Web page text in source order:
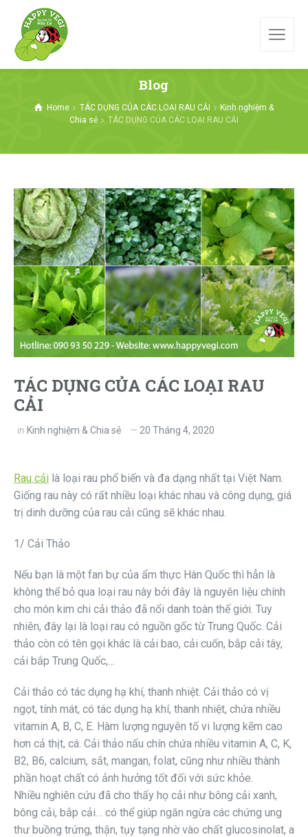
Blog
Home TÁC DỤNG CỦA CÁC LOẠI RAU CẢI
Kinh nghiệm &
Chia sẻ
TÁC DỤNG CỦA CÁC LOẠI RAU CẢI
TÁC DỤNG CỦA CÁC LOẠI RAU
CẢI
in Kinh nghiệm & Chia sẻ 20 Tháng 4, 2020
Rau cải là loại rau phổ biến và đa dạng nhất tại Việt Nam.
Giống rau này có rất nhiều loại khác nhau và công dụng, giá
trị dinh dưỡng của rau cải cũng sẽ khác nhau.
1/ Cải Thảo
Nếu bạn là một fan bự của ẩm thực Hàn Quốc thì hẳn là
không thể bỏ qua loại rau này bởi đây là nguyên liệu chính
cho món kim chi cải thảo đã nổi danh toàn thế giới. Tuy
nhiên, đây lại là loại rau có nguồn gốc từ Trung Quốc. Cải
thảo còn có tên gọi khác là cải bao, cải cuốn, bắp cải tây,
cải bắp Trung Quốc,…
Cải thảo có tác dụng hạ khí, thanh nhiệt. Cải thảo có vị
ngọt, tính mát, có tác dụng hạ khí, thanh nhiệt, chứa nhiều
vitamin A, B, C, E. Hàm lượng nguyên tố vi lượng kẽm cao
hơn cả thịt, cá. Cải thảo nấu chín chứa nhiều vitamin A, C, K,
B2, B6, calcium, sắt, mangan, folat, cũng như nhiều thành
phần hoạt chất có ảnh hưởng tốt đối với sức khỏe.
Nhiều nghiên cứu đã cho thấy họ cải như bông cải xanh,
bông cải, bắp cải… có thể giúp ngăn ngừa các chứng ung
thư buồng trứng, thận, tụy tạng nhờ vào chất glucosinolat, a